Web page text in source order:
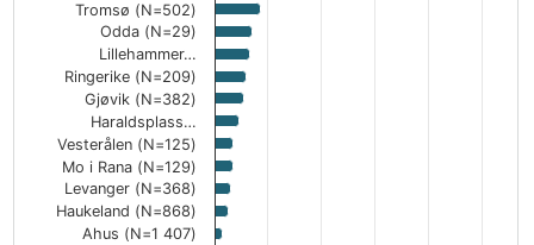
Tromsø (N=502)
Odda (N=29)
Lillehammer…
Ringerike (N=209)
Gjøvik (N=382)
Haraldsplass…
Vesterålen (N=125)
Mo i Rana (N=129)
Levanger (N=368)
Haukeland (N=868)
Ahus (N=1 407)